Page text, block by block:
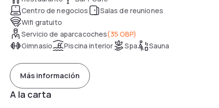
Centro de negocios
Salas de reuniones
Wifi gratuito
Servicio de aparcacoches(35 GBP)
Gimnasio
Piscina interior Spa Sauna
Más información
A la carta